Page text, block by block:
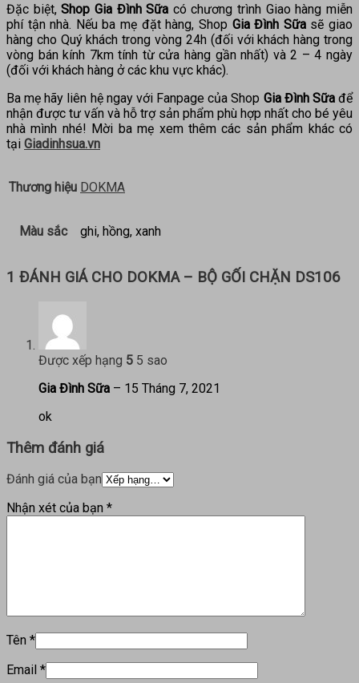
Đặc biệt,Shop Gia Đình Sữa có chương trình Giao hàng miễn
phí tận nhà. Nếu ba mẹ đặt hàng, Shop Gia Đình Sữasẽ giao
hàng cho Quý khách trong vòng 24h (đối với khách hàng trong
vòng bán kính 7km tính từ cửa hàng gần nhất) và 2 – 4 ngày
(đối với khách hàng ở các khu vực khác).
Ba mẹ hãy liên hệ ngay với Fanpage của Shop Gia Đình Sữađể
nhận được tư vấn và hỗ trợ sản phẩm phù hợp nhất cho bé yêu
nhà mình nhé! Mời ba mẹ xem thêm các sản phẩm khác có
tại Giadinhsua.vn
Thương hiệu DOKMA
Màu sắc ghi, hồng, xanh
1 ĐÁNH GIÁ CHO DOKMA – BỘ GỐI CHẶN DS106
Được xếp hạng 5 5 sao
Gia Đình Sữa – 15 Tháng 7, 2021
ok
Thêm đánh giá
Đánh giá của bạn
Nhận xét của bạn *
Tên *
Email *